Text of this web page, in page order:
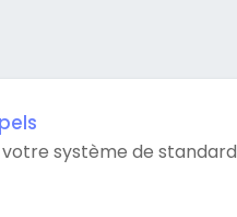
système de standard